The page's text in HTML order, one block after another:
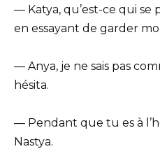
— Katya, qu’est-ce qui se
en essayant de garder
— Anya, je ne sais pas
hésita.
— Pendant que tu es à
Nastya.